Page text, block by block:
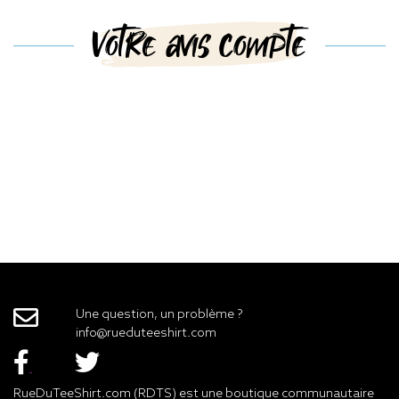
Votre avis compte
Une question, un problème ?
info@rueduteeshirt.com
RueDuTeeShirt.com (RDTS) est une boutique communautaire